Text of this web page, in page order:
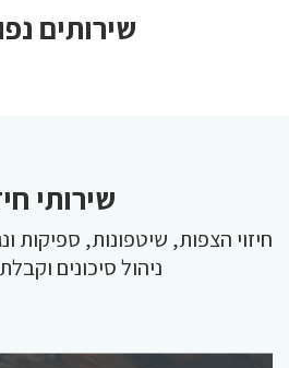
שירותים
שירותי
חיזוי הצפות, שיטפונות, ספיקות
ניהול סיכונים